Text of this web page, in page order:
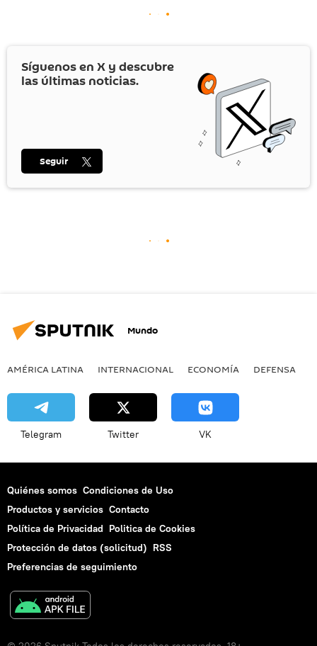
Síguenos en X y descubre
las últimas noticias.
Seguir
Mundo
AMÉRICA LATINA INTERNACIONAL ECONOMÍA DEFENSA
Telegram Twitter VK
Quiénes somos Condiciones de Uso
Productos y servicios Contacto
Política de Privacidad Politica de Cookies
Protección de datos (solicitud) RSS
Preferencias de seguimiento